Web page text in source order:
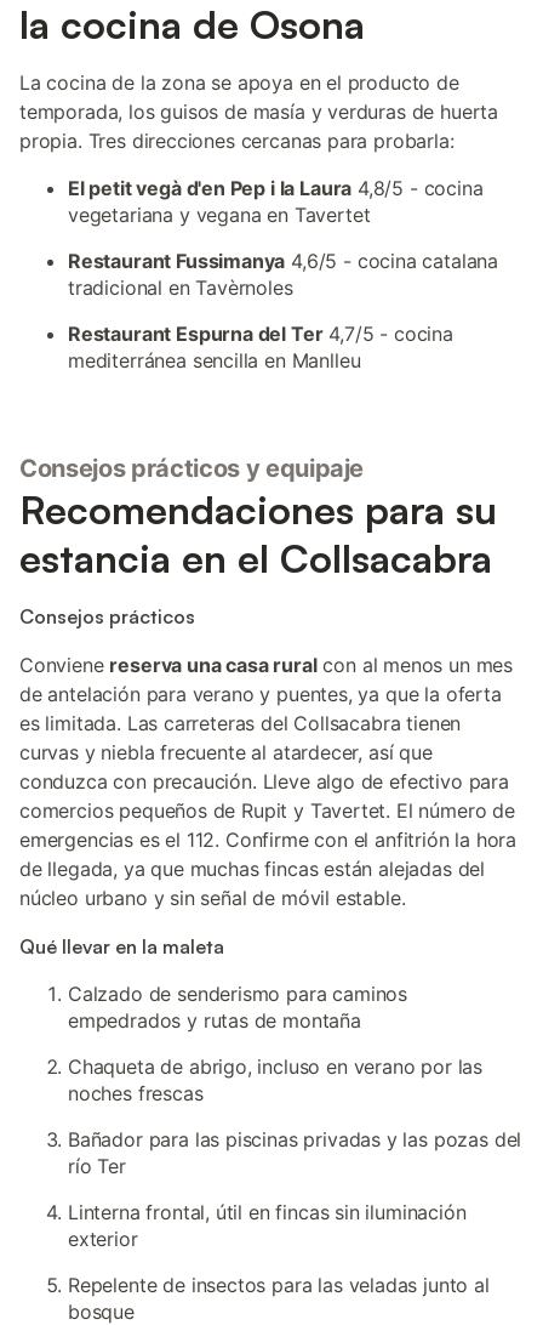
la cocina de Osona
La cocina de la zona se apoya en el producto de
temporada, los guisos de masía y verduras de huerta
propia. Tres direcciones cercanas para probarla:
El petit vegà d'en Pep i la Laura 4,8/5 - cocina
vegetariana y vegana en Tavertet
Restaurant Fussimanya 4,6/5 - cocina catalana
tradicional en Tavèrnoles
Restaurant Espurna del Ter4,7/5 - cocina
mediterránea sencilla en Manlleu
Consejos prácticos y equipaje
Recomendaciones para su
estancia en el Collsacabra
Consejos prácticos
Conviene reserva una casa ruralcon al menos un mes
de antelación para verano y puentes, ya que la oferta
es limitada. Las carreteras del Collsacabra tienen
curvas y niebla frecuente al atardecer, así que
conduzca con precaución. Lleve algo de efectivo para
comercios pequeños de Rupit y Tavertet. El número de
emergencias es el 112. Confirme con el anfitrión la hora
de llegada, ya que muchas fincas están alejadas del
núcleo urbano y sin señal de móvil estable.
Qué llevar en la maleta
Calzado de senderismo para caminos
empedrados y rutas de montaña
Chaqueta de abrigo, incluso en verano por las
noches frescas
Bañador para las piscinas privadas y las pozas del
río Ter
Linterna frontal, útil en fincas sin iluminación
exterior
Repelente de insectos para las veladas junto al
bosque